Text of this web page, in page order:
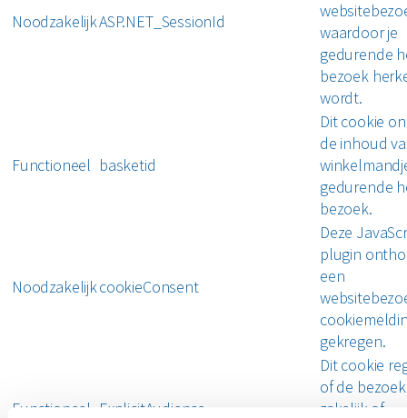
NoodzakelijkASP.NET_SessionId
waardoor je
gedurende
bezoek
wordt.
Functioneel basketid
Dit cookie
de inhoud
gedurende
bezoek.
NoodzakelijkcookieConsent
Deze
plugin
een
gekregen.
Functioneel ExplicitAudience
Dit cookie
of de
zakelijk of